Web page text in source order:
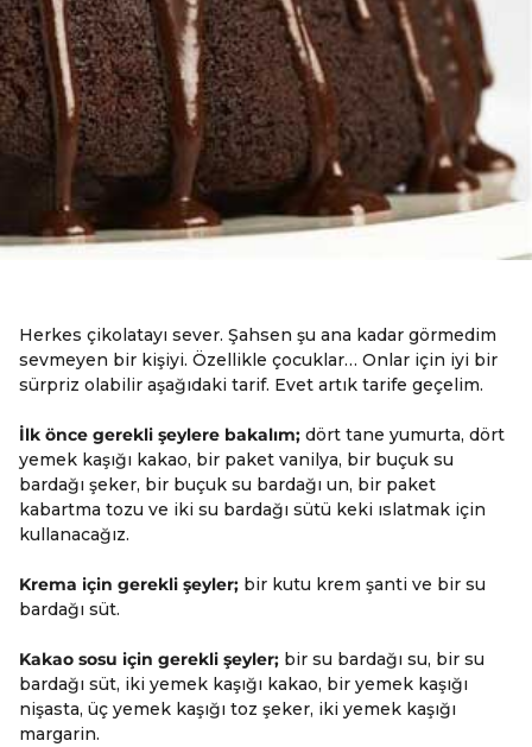
Herkes çikolatayı sever. Şahsen şu ana kadar görmedim
sevmeyen bir kişiyi. Özellikle çocuklar… Onlar için iyi bir
sürpriz olabilir aşağıdaki tarif. Evet artık tarife geçelim.
İlk önce gerekli şeylere bakalım; dört tane yumurta, dört
yemek kaşığı kakao, bir paket vanilya, bir buçuk su
bardağı şeker, bir buçuk su bardağı un, bir paket
kabartma tozu ve iki su bardağı sütü keki ıslatmak için
kullanacağız.
Krema için gerekli şeyler; bir kutu krem şanti ve bir su
bardağı süt.
Kakao sosu için gerekli şeyler; bir su bardağı su, bir su
bardağı süt, iki yemek kaşığı kakao, bir yemek kaşığı
nişasta, üç yemek kaşığı toz şeker, iki yemek kaşığı
margarin.